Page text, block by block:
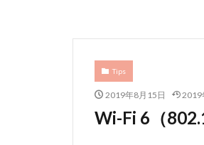
Tips
2019年8月15日 2019
Wi-Fi 6（